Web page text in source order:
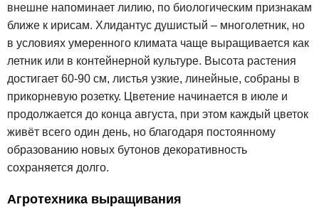
внешне напоминает лилию, по биологическим признакам
ближе к ирисам. Хлидантус душистый – многолетник, но
в условиях умеренного климата чаще выращивается как
летник или в контейнерной культуре. Высота растения
достигает 60-90 см, листья узкие, линейные, собраны в
прикорневую розетку. Цветение начинается в июле и
продолжается до конца августа, при этом каждый цветок
живёт всего один день, но благодаря постоянному
образованию новых бутонов декоративность
сохраняется долго.
Агротехника выращивания